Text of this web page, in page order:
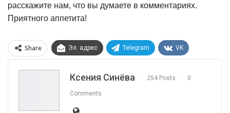
расскажите нам, что вы думаете в комментариях.
Приятного аппетита!
Share Эл. адрес Telegram VK
Ксения Синёва 254 Posts 0
Comments